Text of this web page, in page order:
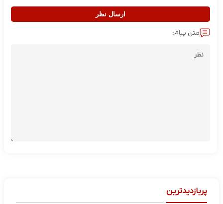
ارسال نظر
متن پیام:
پربازدیدترین